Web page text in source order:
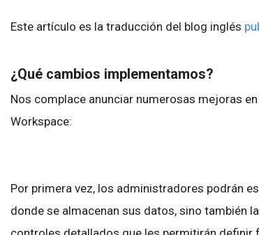
Este artículo es la traducción del blog inglés
¿Qué cambios implementamos?
Nos complace anunciar numerosas mejoras
Workspace:
Por primera vez, los administradores podrán
donde se almacenan sus datos, sino también